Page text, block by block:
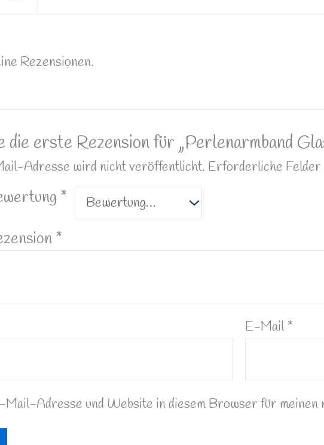
Rezensionen.
die erste Rezension für „Perlenarmband
Adresse wird nicht veröffentlicht. Erforderliche Felder
*
*
E-Mail*
Mail-Adresse und Website in diesem Browser für meinen